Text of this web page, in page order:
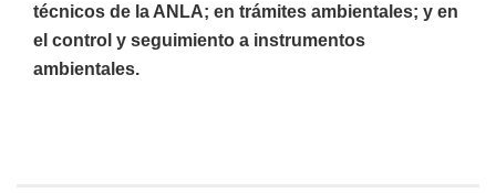
técnicos de la ANLA; en trámites ambientales; y en
el control y seguimiento a instrumentos
ambientales.